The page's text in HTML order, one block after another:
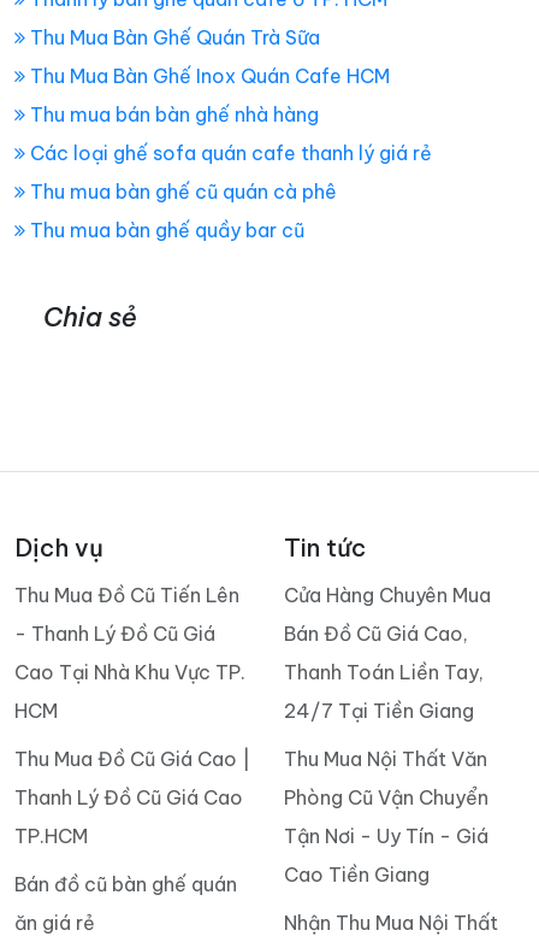
Thu Mua Bàn Ghế Quán Trà Sữa
Thu Mua Bàn Ghế Inox Quán Cafe HCM
Thu mua bán bàn ghế nhà hàng
Các loại ghế sofa quán cafe thanh lý giá rẻ
Thu mua bàn ghế cũ quán cà phê
Thu mua bàn ghế quầy bar cũ
Chia sẻ
Dịch vụ
Thu Mua Đồ Cũ Tiến Lên
- Thanh Lý Đồ Cũ Giá
Cao Tại Nhà Khu Vực TP.
HCM
Thu Mua Đồ Cũ Giá Cao |
Thanh Lý Đồ Cũ Giá Cao
TP.HCM
Bán đồ cũ bàn ghế quán
ăn giá rẻ
Tin tức
Cửa Hàng Chuyên Mua
Bán Đồ Cũ Giá Cao,
Thanh Toán Liền Tay,
24/7 Tại Tiền Giang
Thu Mua Nội Thất Văn
Phòng Cũ Vận Chuyển
Tận Nơi - Uy Tín - Giá
Cao Tiền Giang
Nhận Thu Mua Nội Thất